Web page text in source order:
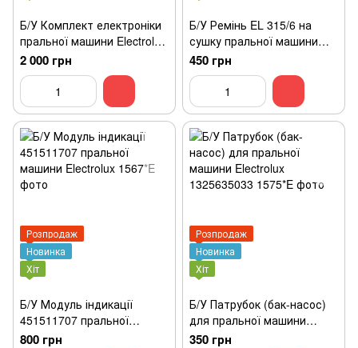
Б/У Комплект електроніки
пральної машини Electrolux
Prod.No 91311852600
2 000 грн
Б/У Ремінь EL 315/6 на
сушку пральної машини
Electrolux
450 грн
Розпродаж
Новинка
Хіт
Б/У Модуль індикації
451511707 пральної
машини Electrolux
800 грн
Розпродаж
Новинка
Хіт
Б/У Патрубок (бак-насос)
для пральної машини
Electrolux 1325635033
350 грн